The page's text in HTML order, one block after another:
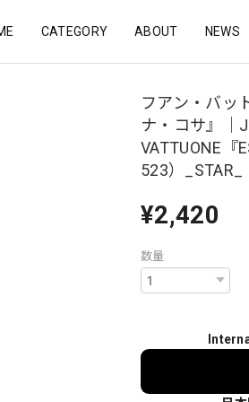
CATEGORY ABOUT NEWS
フアン・バッ
ナ・コサ』｜
VATTUONE『
523）_STAR_
¥2,420
数量